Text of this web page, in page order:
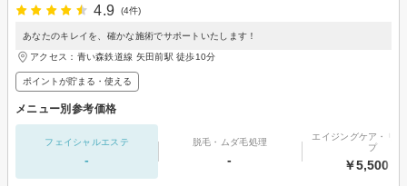
4.9
(4件)
あなたのキレイを、確かな施術でサポートいたします！
アクセス：青い森鉄道線 矢田前駅 徒歩10分
ポイントが貯まる・使える
メニュー別参考価格
フェイシャルエステ
-
脱毛・ムダ毛処理
-
エイジングケア・リ
プ
￥5,500～